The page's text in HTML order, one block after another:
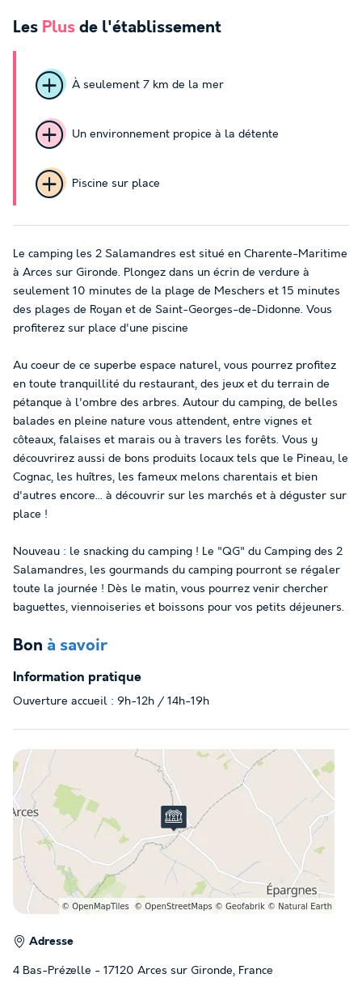
Les Plus de l'établissement
À seulement 7 km de la mer
Un environnement propice à la détente
Piscine sur place
Le camping les 2 Salamandres est situé en Charente-Maritime
à Arces sur Gironde. Plongez dans un écrin de verdure à
seulement 10 minutes de la plage de Meschers et 15 minutes
des plages de Royan et de Saint-Georges-de-Didonne. Vous
profiterez sur place d'une piscine
Au coeur de ce superbe espace naturel, vous pourrez profitez
en toute tranquillité du restaurant, des jeux et du terrain de
pétanque à l'ombre des arbres. Autour du camping, de belles
balades en pleine nature vous attendent, entre vignes et
côteaux, falaises et marais ou à travers les forêts. Vous y
découvrirez aussi de bons produits locaux tels que le Pineau, le
Cognac, les huîtres, les fameux melons charentais et bien
d'autres encore... à découvrir sur les marchés et à déguster sur
place !
Nouveau : le snacking du camping ! Le "QG" du Camping des 2
Salamandres, les gourmands du camping pourront se régaler
toute la journée ! Dès le matin, vous pourrez venir chercher
baguettes, viennoiseries et boissons pour vos petits déjeuners.
Bon à savoir
Information pratique
Ouverture accueil : 9h-12h / 14h-19h
Adresse
4 Bas-Prézelle - 17120 Arces sur Gironde, France